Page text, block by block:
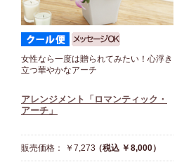
女性なら一度は贈られてみたい！心浮き
立つ華やかなアーチ
アレンジメント「ロマンティック・
アーチ」
販売価格： ￥7,273（税込 ￥8,000）